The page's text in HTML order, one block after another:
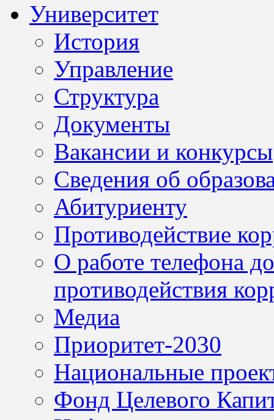
Университет
История
Управление
Структура
Документы
Вакансии и конкурсы
Сведения об
Абитуриенту
Противодействие
О работе телефона
противодействия
Медиа
Приоритет-2030
Национальные
Фонд Целевого